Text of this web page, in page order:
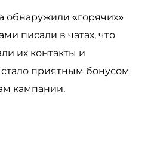
обнаружили «горячих»
писали в чатах, что
их контакты и
стало приятным бонусом
кампании.